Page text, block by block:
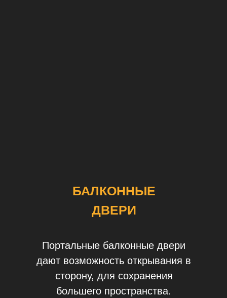
Портальные балконные двери
дают возможность открывания в
сторону, для сохранения
большего пространства.
БАЛКОННЫЕ
ДВЕРИ